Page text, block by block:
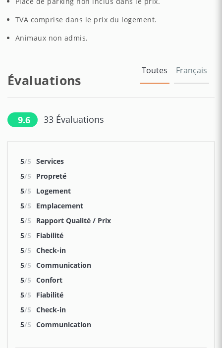
TVA comprise dans le prix du logement.
Animaux non admis.
Évaluations
9.6 33 Évaluations
Toutes Français
5/5 Services
5/5
Propreté
5/5
Logement
5/5
Emplacement
5/5
Rapport Qualité / Prix
5/5
Fiabilité
5/5 Check-in
5/5 Communication
5/5 Confort
5/5
Fiabilité
5/5 Check-in
5/5 Communication